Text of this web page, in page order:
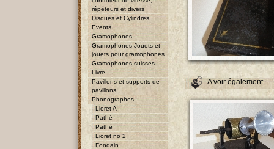
répéteurs et divers
Disques et Cylindres
Events
Gramophones
Gramophones Jouets et
jouets pour gramophones
Gramophones suisses
Livre
Pavillons et supports de
pavillons
Phonographes
Lioret A
Pathé
Pathé
Lioret no 2
Fondain
A voir également